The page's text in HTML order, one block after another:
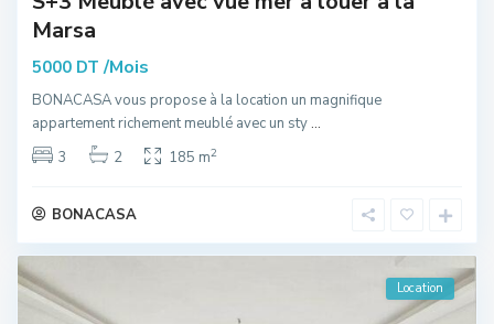
Marsa
5000 DT/Mois
BONACASA vous propose à la location un magnifique
appartement richement meublé avec un sty...
3
2 185 m2
BONACASA
Location